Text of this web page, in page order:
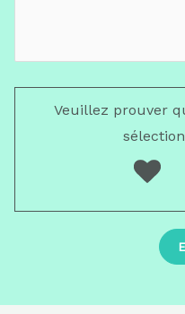
Veuillez prouver